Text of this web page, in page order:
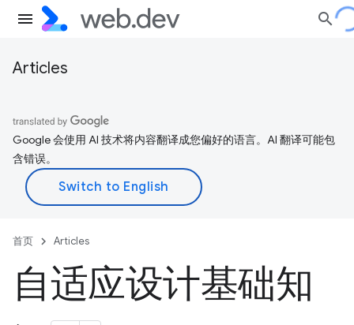
Articles
Google 会使用 AI 技术将内容翻译成您偏好的语言。AI 翻译可能包
含错误。
首页 Articles
自适应设计基础知